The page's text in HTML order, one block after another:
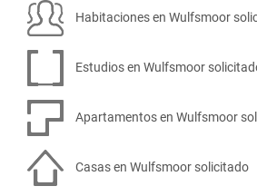
Habitaciones en Wulfsmoor
Estudios en Wulfsmoor
Apartamentos en Wulfsmoor
Casas en Wulfsmoor solicitado